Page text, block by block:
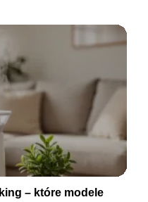
– które modele